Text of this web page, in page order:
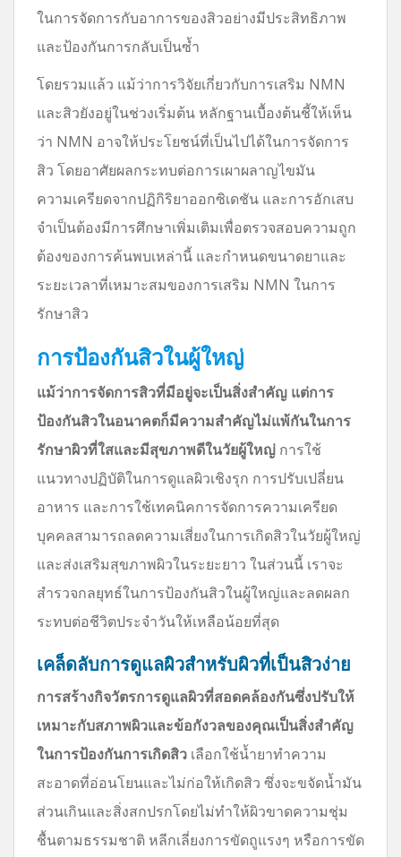
ในการจัดการกับอาการของสิวอย่างมีประสิทธิภาพ
และป้องกันการกลับเป็นซ้ำ
โดยรวมแล้ว แม้ว่าการวิจัยเกี่ยวกับการเสริม NMN
และสิวยังอยู่ในช่วงเริ่มต้น หลักฐานเบื้องต้นชี้ให้เห็น
ว่า NMN อาจให้ประโยชน์ที่เป็นไปได้ในการจัดการ
สิว โดยอาศัยผลกระทบต่อการเผาผลาญไขมัน
ความเครียดจากปฏิกิริยาออกซิเดชัน และการอักเสบ
จำเป็นต้องมีการศึกษาเพิ่มเติมเพื่อตรวจสอบความถูก
ต้องของการค้นพบเหล่านี้ และกำหนดขนาดยาและ
ระยะเวลาที่เหมาะสมของการเสริม NMN ในการ
รักษาสิว
การป้องกันสิวในผู้ใหญ่
แม้ว่าการจัดการสิวที่มีอยู่จะเป็นสิ่งสำคัญ แต่การ
ป้องกันสิวในอนาคตก็มีความสำคัญไม่แพ้กันในการ
รักษาผิวที่ใสและมีสุขภาพดีในวัยผู้ใหญ่ การใช้
แนวทางปฏิบัติในการดูแลผิวเชิงรุก การปรับเปลี่ยน
อาหาร และการใช้เทคนิคการจัดการความเครียด
บุคคลสามารถลดความเสี่ยงในการเกิดสิวในวัยผู้ใหญ่
และส่งเสริมสุขภาพผิวในระยะยาว ในส่วนนี้ เราจะ
สำรวจกลยุทธ์ในการป้องกันสิวในผู้ใหญ่และลดผลก
ระทบต่อชีวิตประจำวันให้เหลือน้อยที่สุด
เคล็ดลับการดูแลผิวสำหรับผิวที่เป็นสิวง่าย
การสร้างกิจวัตรการดูแลผิวที่สอดคล้องกันซึ่งปรับให้
เหมาะกับสภาพผิวและข้อกังวลของคุณเป็นสิ่งสำคัญ
ในการป้องกันการเกิดสิว เลือกใช้น้ำยาทำความ
สะอาดที่อ่อนโยนและไม่ก่อให้เกิดสิว ซึ่งจะขจัดน้ำมัน
ส่วนเกินและสิ่งสกปรกโดยไม่ทำให้ผิวขาดความชุ่ม
ชื้นตามธรรมชาติ หลีกเลี่ยงการขัดถูแรงๆ หรือการขัด